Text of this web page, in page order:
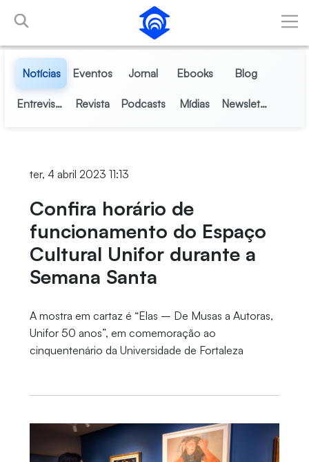
Pular para o Conteúdo principal
Notícias Eventos Jornal Ebooks Blog
Entrevistas Revista Podcasts Mídias Newsletter
ter, 4 abril 2023 11:13
Confira horário de
funcionamento do Espaço
Cultural Unifor durante a
Semana Santa
A mostra em cartaz é “Elas – De Musas a Autoras,
Unifor 50 anos”, em comemoração ao
cinquentenário da Universidade de Fortaleza